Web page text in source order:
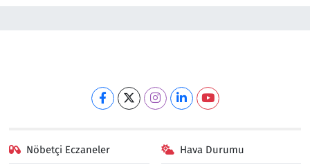
Nöbetçi Eczaneler Hava Durumu